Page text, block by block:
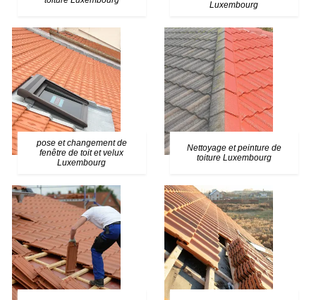
Luxembourg
pose et changement de
fenêtre de toit et velux
Luxembourg
Nettoyage et peinture de
toiture Luxembourg